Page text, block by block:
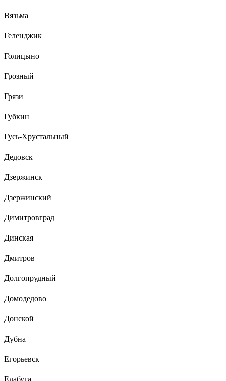
Вязьма
Геленджик
Голицыно
Грозный
Грязи
Губкин
Гусь-Хрустальный
Дедовск
Дзержинск
Дзержинский
Димитровград
Динская
Дмитров
Долгопрудный
Домодедово
Донской
Дубна
Егорьевск
Елабуга